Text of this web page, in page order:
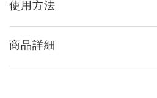
使用方法
商品詳細